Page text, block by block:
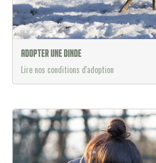
Adopter une dinde
Lire nos conditions d'adoption